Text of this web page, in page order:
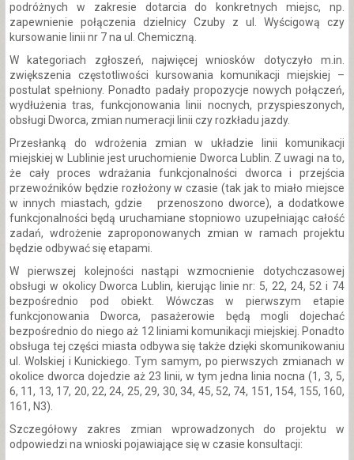
podróżnych w zakresie dotarcia do konkretnych miejsc, np.
zapewnienie połączenia dzielnicy Czuby z ul. Wyścigową czy
kursowanie linii nr 7 na ul. Chemiczną.
W kategoriach zgłoszeń, najwięcej wniosków dotyczyło m.in.
zwiększenia częstotliwości kursowania komunikacji miejskiej –
postulat spełniony. Ponadto padały propozycje nowych połączeń,
wydłużenia tras, funkcjonowania linii nocnych, przyspieszonych,
obsługi Dworca, zmian numeracji linii czy rozkładu jazdy.
Przesłanką do wdrożenia zmian w układzie linii komunikacji
miejskiej w Lublinie jest uruchomienie Dworca Lublin. Z uwagi na to,
że cały proces wdrażania funkcjonalności dworca i przejścia
przewoźników będzie rozłożony w czasie (tak jak to miało miejsce
w innych miastach, gdzie przenoszono dworce), a dodatkowe
funkcjonalności będą uruchamiane stopniowo uzupełniając całość
zadań, wdrożenie zaproponowanych zmian w ramach projektu
będzie odbywać się etapami.
W pierwszej kolejności nastąpi wzmocnienie dotychczasowej
obsługi w okolicy Dworca Lublin, kierując linie nr: 5, 22, 24, 52 i 74
bezpośrednio pod obiekt. Wówczas w pierwszym etapie
funkcjonowania Dworca, pasażerowie będą mogli dojechać
bezpośrednio do niego aż 12 liniami komunikacji miejskiej. Ponadto
obsługa tej części miasta odbywa się także dzięki skomunikowaniu
ul. Wolskiej i Kunickiego. Tym samym, po pierwszych zmianach w
okolice dworca dojedzie aż 23 linii, w tym jedna linia nocna (1, 3, 5,
6, 11, 13, 17, 20, 22, 24, 25, 29, 30, 34, 45, 52, 74, 151, 154, 155, 160,
161, N3).
Szczegółowy zakres zmian wprowadzonych do projektu w
odpowiedzi na wnioski pojawiające się w czasie konsultacji: